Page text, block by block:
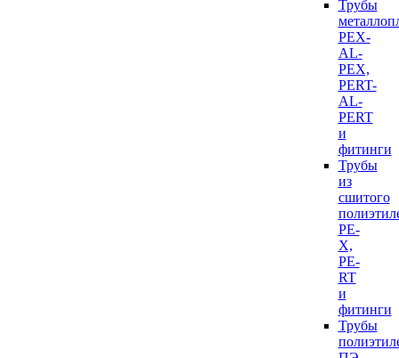
Трубы
PEX-
AL-
PEX,
PERT-
AL-
PERT
и
фитинги
Трубы
из
сшитого
PE-
X,
PE-
RT
и
фитинги
Трубы